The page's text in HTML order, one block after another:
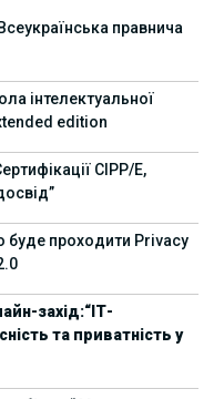
правнича
інтелектуальної
edition
СІРР/Е,
буде проходити Privacy
захід:“ІТ-
та приватність у